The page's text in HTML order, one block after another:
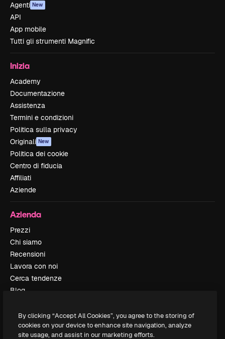
Agenti New
API
App mobile
Tutti gli strumenti Magnific
Inizia
Academy
Documentazione
Assistenza
Termini e condizioni
Politica sulla privacy
Originali New
Politica dei cookie
Centro di fiducia
Affiliati
Aziende
Azienda
Prezzi
Chi siamo
Recensioni
Lavora con noi
Cerca tendenze
Blog
Slidesgo
Vendi i tuoi contenuti
By clicking “Accept All Cookies”, you agree to the storing of
cookies on your device to enhance site navigation, analyze
site usage, and assist in our marketing efforts.